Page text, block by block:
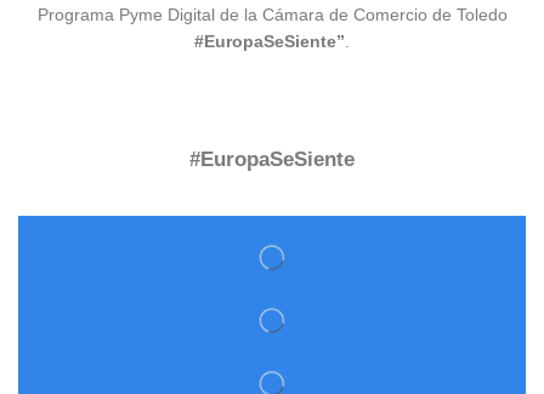
Programa Pyme Digital de la Cámara de Comercio de Toledo
#EuropaSeSiente”.
#EuropaSeSiente